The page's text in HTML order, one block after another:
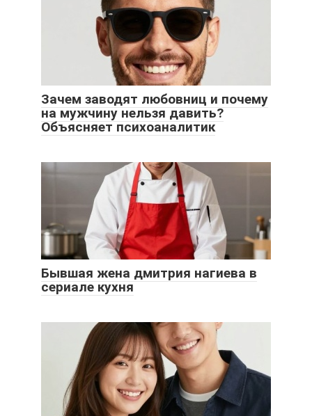
Зачем заводят любовниц и почему
на мужчину нельзя давить?
Объясняет психоаналитик
Бывшая жена дмитрия нагиева в
сериале кухня